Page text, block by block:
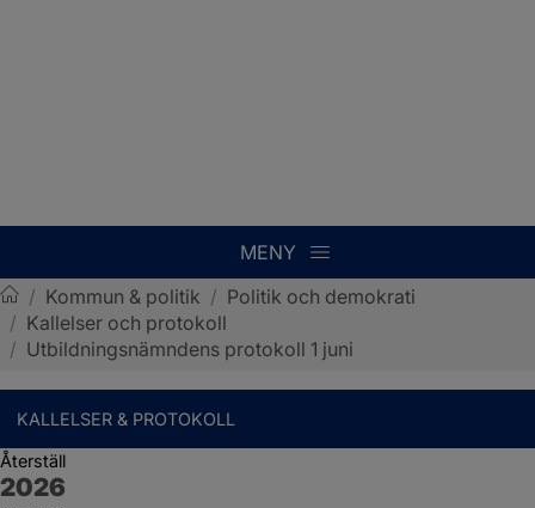
MENY
Sotenäs kommun
/ Kommun & politik / Politik och demokrati
/ Kallelser och protokoll
/ Utbildningsnämndens protokoll 1 juni
KALLELSER & PROTOKOLL
Återställ
År:
2026